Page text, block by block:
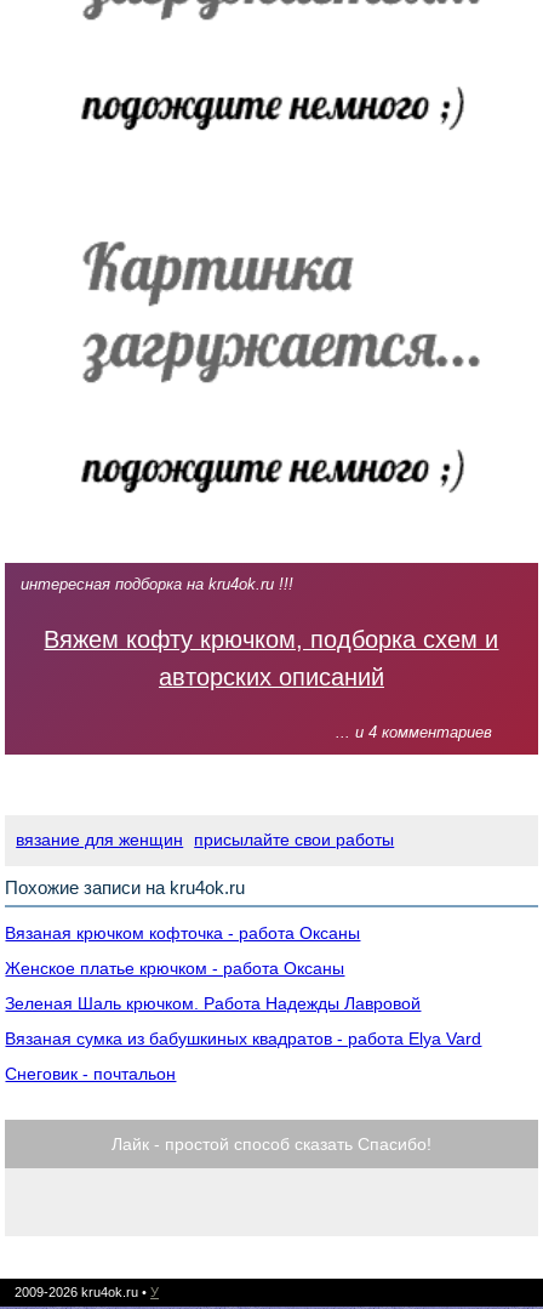
интересная подборка на kru4ok.ru !!!
Вяжем кофту крючком, подборка схем и
авторских описаний
... и 4 комментариев
вязание для женщин присылайте свои работы
Похожие записи на kru4ok.ru
Вязаная крючком кофточка - работа Оксаны
Женское платье крючком - работа Оксаны
Зеленая Шаль крючком. Работа Надежды Лавровой
Вязаная сумка из бабушкиных квадратов - работа Elya Vard
Снеговик - почтальон
Лайк - простой способ сказать Спасибо!
2009-2026 kru4ok.ru • У